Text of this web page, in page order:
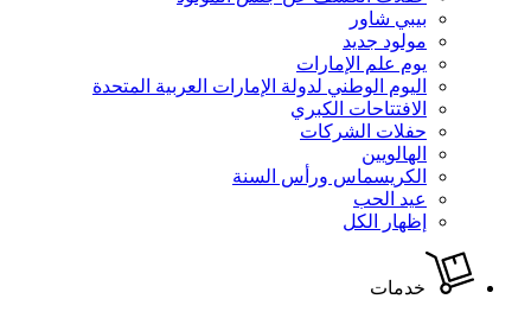
بيبي شاور
مولود جديد
يوم علم الإمارات
اليوم الوطني لدولة الإمارات العربية المتحدة
الافتتاحات الكبري
حفلات الشركات
الهالويين
الكريسماس ورأس السنة
عيد الحب
إظهار الكل
خدمات